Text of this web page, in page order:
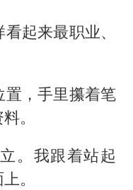
起来最职业、
，手里攥着笔
。
。我跟着站起
。